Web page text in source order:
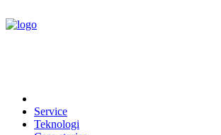
Service
Teknologi